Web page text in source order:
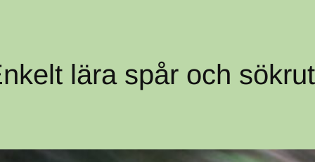
lära spår och